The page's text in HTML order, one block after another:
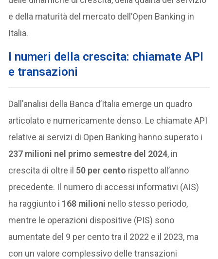
e della maturità del mercato dell’Open Banking in
Italia.
I numeri della crescita: chiamate API
e transazioni
Dall’analisi della Banca d’Italia emerge un quadro
articolato e numericamente denso. Le chiamate API
relative ai servizi di Open Banking hanno superato i
237 milioni nel primo semestre del 2024, in
crescita di oltre il 50 per cento rispetto all’anno
precedente. Il numero di accessi informativi (AIS)
ha raggiunto i 168 milioni nello stesso periodo,
mentre le operazioni dispositive (PIS) sono
aumentate del 9 per cento tra il 2022 e il 2023, ma
con un valore complessivo delle transazioni